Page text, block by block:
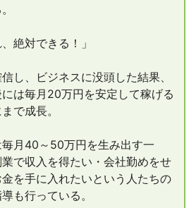
、絶対できる！」
し、ビジネスに没頭した結果、
には毎月20万円を安定して稼げる
で成長。
月40～50万円を生み出す一
で収入を得たい・会社勤めをせ
を手に入れたいという人たちの
も行っている。